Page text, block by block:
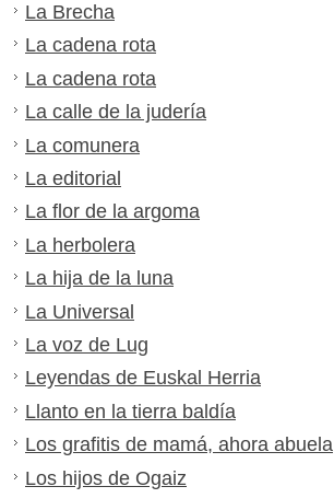
La Brecha
La cadena rota
La cadena rota
La calle de la judería
La comunera
La editorial
La flor de la argoma
La herbolera
La hija de la luna
La Universal
La voz de Lug
Leyendas de Euskal Herria
Llanto en la tierra baldía
Los grafitis de mamá, ahora abuela
Los hijos de Ogaiz